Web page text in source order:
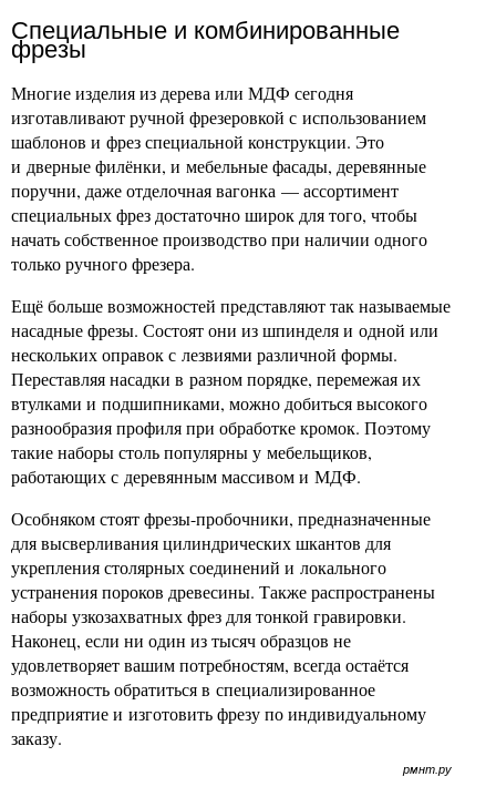
Специальные и комбинированные
фрезы
Многие изделия из дерева или МДФ сегодня
изготавливают ручной фрезеровкой с использованием
шаблонов и фрез специальной конструкции. Это
и дверные филёнки, и мебельные фасады, деревянные
поручни, даже отделочная вагонка — ассортимент
специальных фрез достаточно широк для того, чтобы
начать собственное производство при наличии одного
только ручного фрезера.
Ещё больше возможностей представляют так называемые
насадные фрезы. Состоят они из шпинделя и одной или
нескольких оправок с лезвиями различной формы.
Переставляя насадки в разном порядке, перемежая их
втулками и подшипниками, можно добиться высокого
разнообразия профиля при обработке кромок. Поэтому
такие наборы столь популярны у мебельщиков,
работающих с деревянным массивом и МДФ.
Особняком стоят фрезы-пробочники, предназначенные
для высверливания цилиндрических шкантов для
укрепления столярных соединений и локального
устранения пороков древесины. Также распространены
наборы узкозахватных фрез для тонкой гравировки.
Наконец, если ни один из тысяч образцов не
удовлетворяет вашим потребностям, всегда остаётся
возможность обратиться в специализированное
предприятие и изготовить фрезу по индивидуальному
заказу.
рмнт.ру